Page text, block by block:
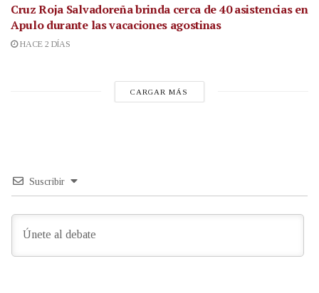
Cruz Roja Salvadoreña brinda cerca de 40 asistencias en
Apulo durante las vacaciones agostinas
HACE 2 DÍAS
CARGAR MÁS
Suscribir